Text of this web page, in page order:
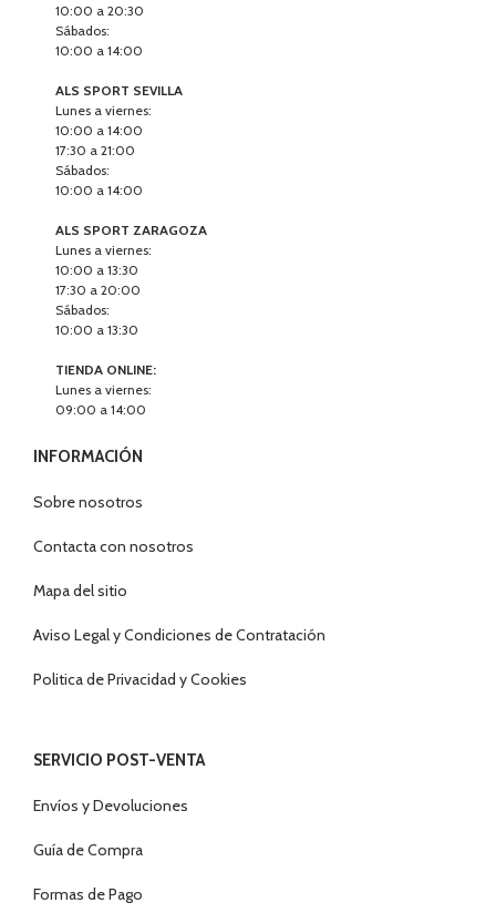
10:00 a 20:30
Sábados:
10:00 a 14:00
ALS SPORT SEVILLA
Lunes a viernes:
10:00 a 14:00
17:30 a 21:00
Sábados:
10:00 a 14:00
ALS SPORT ZARAGOZA
Lunes a viernes:
10:00 a 13:30
17:30 a 20:00
Sábados:
10:00 a 13:30
TIENDA ONLINE:
Lunes a viernes:
09:00 a 14:00
INFORMACIÓN
Sobre nosotros
Contacta con nosotros
Mapa del sitio
Aviso Legal y Condiciones de Contratación
Politica de Privacidad y Cookies
SERVICIO POST-VENTA
Envíos y Devoluciones
Guía de Compra
Formas de Pago